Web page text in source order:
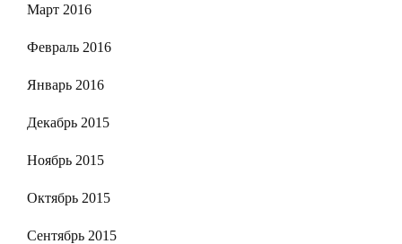
Март 2016
Февраль 2016
Январь 2016
Декабрь 2015
Ноябрь 2015
Октябрь 2015
Сентябрь 2015